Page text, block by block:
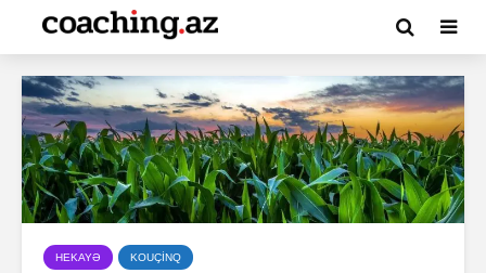
HEKAYƏ KOUÇİNQ